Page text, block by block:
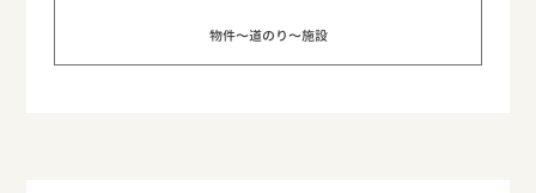
物件〜道のり〜施設